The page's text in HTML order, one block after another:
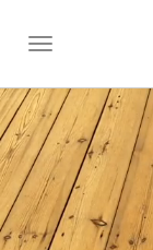
Toggle